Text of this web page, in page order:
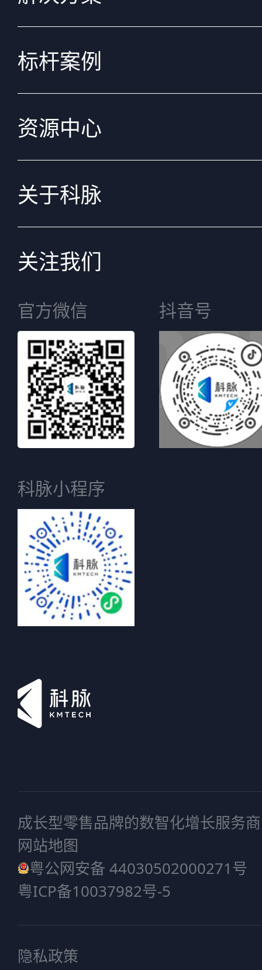
标杆案例
资源中心
关于科脉
关注我们
官方微信 抖音号
科脉小程序
成长型零售品牌的数智化增长服务商
网站地图
粤公网安备 44030502000271号
粤ICP备10037982号-5
隐私政策